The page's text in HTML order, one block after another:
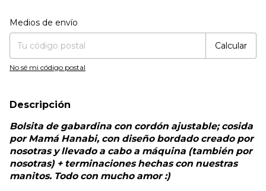
Entregas para el CP:
Medios de envío
Calcular
No sé mi código postal
Descripción
Bolsita de gabardina con cordón ajustable; cosida
por Mamá Hanabi, con diseño bordado creado por
nosotras y llevado a cabo a máquina (también por
nosotras) + terminaciones hechas con nuestras
manitos. Todo con mucho amor :)